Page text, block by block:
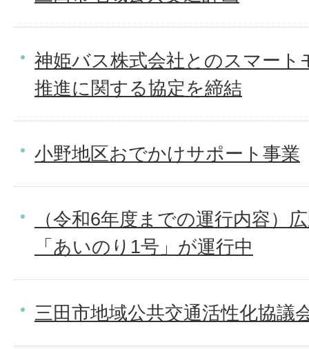
神姫バス株式会社とのスマー
推進に関する協定を締結
小野地区おでかけサポート事業
（令和6年度までの運行内容）
「あいのり1号」が運行中
三田市地域公共交通活性化協議